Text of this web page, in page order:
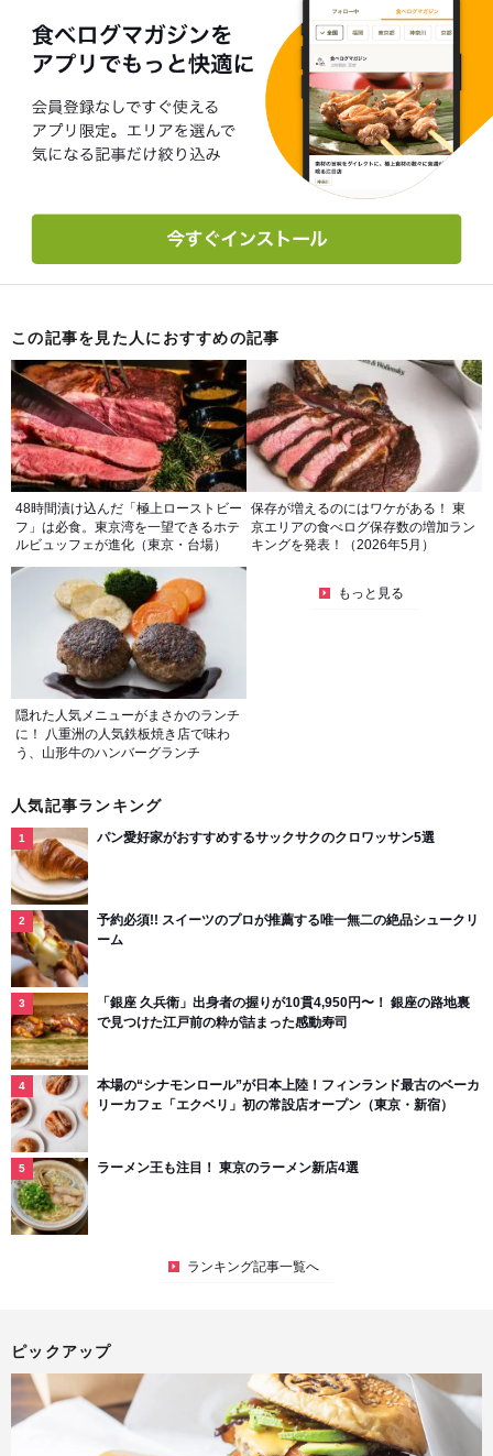
この記事を見た人におすすめの記事
48時間漬け込んだ「極上ローストビー
フ」は必食。東京湾を一望できるホテ
ルビュッフェが進化（東京・台場）
保存が増えるのにはワケがある！ 東
京エリアの食べログ保存数の増加ラン
キングを発表！（2026年5月）
隠れた人気メニューがまさかのランチ
に！ 八重洲の人気鉄板焼き店で味わ
う、山形牛のハンバーグランチ
もっと見る
人気記事ランキング
パン愛好家がおすすめするサックサクのクロワッサン5選
予約必須!! スイーツのプロが推薦する唯一無二の絶品シュークリ
ーム
「銀座 久兵衛」出身者の握りが10貫4,950円〜！ 銀座の路地裏
で見つけた江戸前の粋が詰まった感動寿司
本場の“シナモンロール”が日本上陸！フィンランド最古のベーカ
リーカフェ「エクベリ」初の常設店オープン（東京・新宿）
ラーメン王も注目！ 東京のラーメン新店4選
ランキング記事一覧へ
ピックアップ